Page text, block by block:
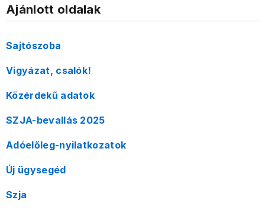
Ajánlott oldalak
Sajtószoba
Vigyázat, csalók!
Közérdekű adatok
SZJA-bevallás 2025
Adóelőleg-nyilatkozatok
Új ügysegéd
Szja